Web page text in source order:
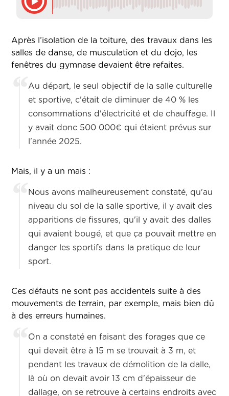
Après l’isolation de la toiture, des travaux dans les
salles de danse, de musculation et du dojo, les
fenêtres du gymnase devaient être refaites.
Au départ, le seul objectif de la salle culturelle
et sportive, c'était de diminuer de 40 % les
consommations d'électricité et de chauffage. Il
y avait donc 500 000€ qui étaient prévus sur
l'année 2025.
Mais, il y a un mais :
Nous avons malheureusement constaté, qu'au
niveau du sol de la salle sportive, il y avait des
apparitions de fissures, qu'il y avait des dalles
qui avaient bougé, et que ça pouvait mettre en
danger les sportifs dans la pratique de leur
sport.
Ces défauts ne sont pas accidentels suite à des
mouvements de terrain, par exemple, mais bien dû
à des erreurs humaines.
On a constaté en faisant des forages que ce
qui devait être à 15 m se trouvait à 3 m, et
pendant les travaux de démolition de la dalle,
là où on devait avoir 13 cm d'épaisseur de
dallage, on se retrouve à certains endroits avec